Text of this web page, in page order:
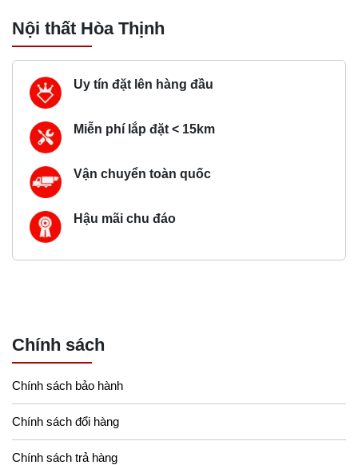
Nội thất Hòa Thịnh
Uy tín đặt lên hàng đầu
Miễn phí lắp đặt < 15km
Vận chuyển toàn quốc
Hậu mãi chu đáo
Chính sách
Chính sách bảo hành
Chính sách đổi hàng
Chính sách trả hàng